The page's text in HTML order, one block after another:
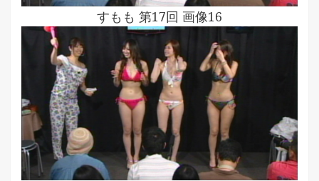
すもも 第17回 画像16